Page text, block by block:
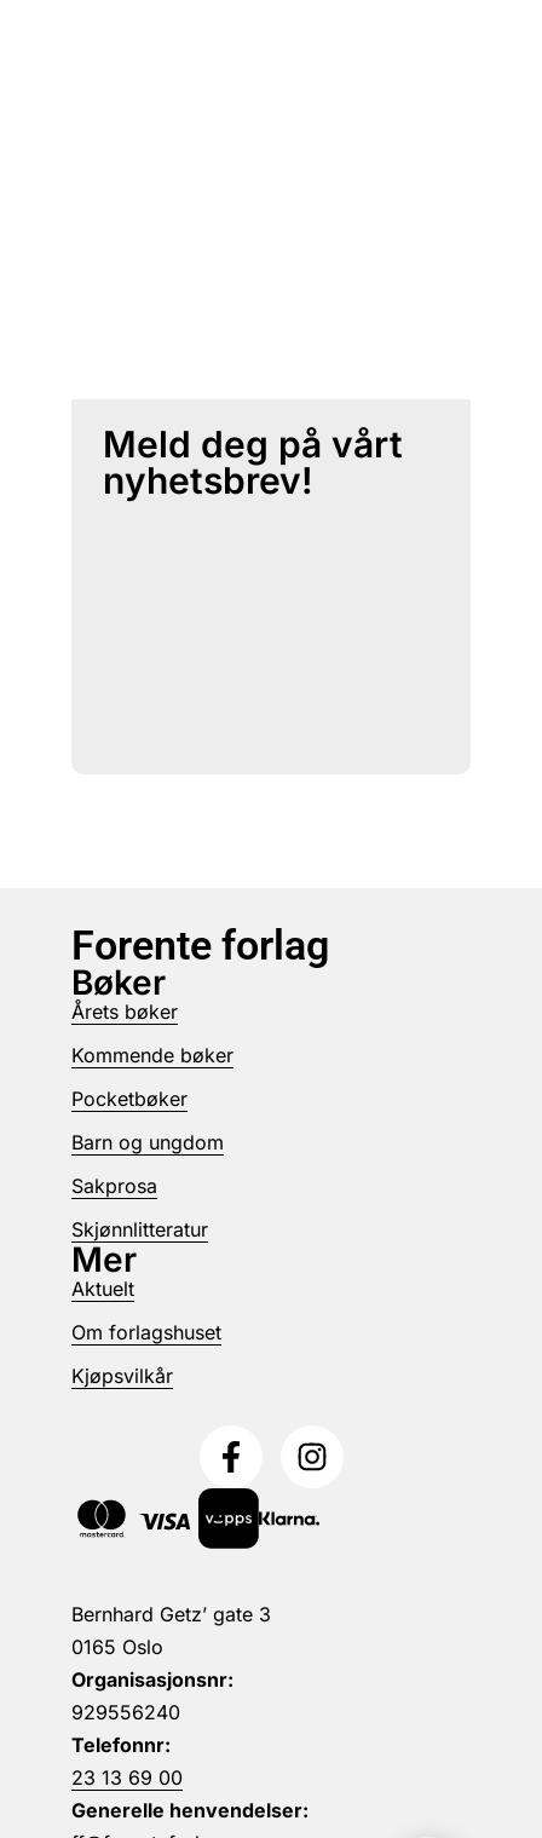
Meld deg på vårt
nyhetsbrev!
Forente forlag
Bernhard Getz’ gate 3
0165 Oslo
Organisasjonsnr:
929556240
Telefonnr:
23 13 69 00
Generelle henvendelser:
Bøker
Årets bøker
Kommende bøker
Pocketbøker
Barn og ungdom
Sakprosa
Skjønnlitteratur
Mer
Aktuelt
Om forlagshuset
Kjøpsvilkår